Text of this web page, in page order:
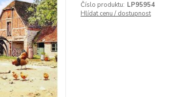
Číslo produktu: LP95954
Hlídat cenu / dostupnost